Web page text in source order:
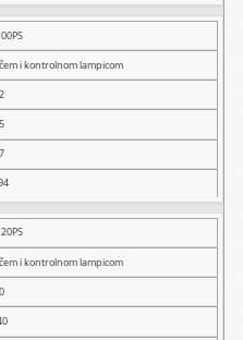
i kontrolnom lampicom
i kontrolnom lampicom